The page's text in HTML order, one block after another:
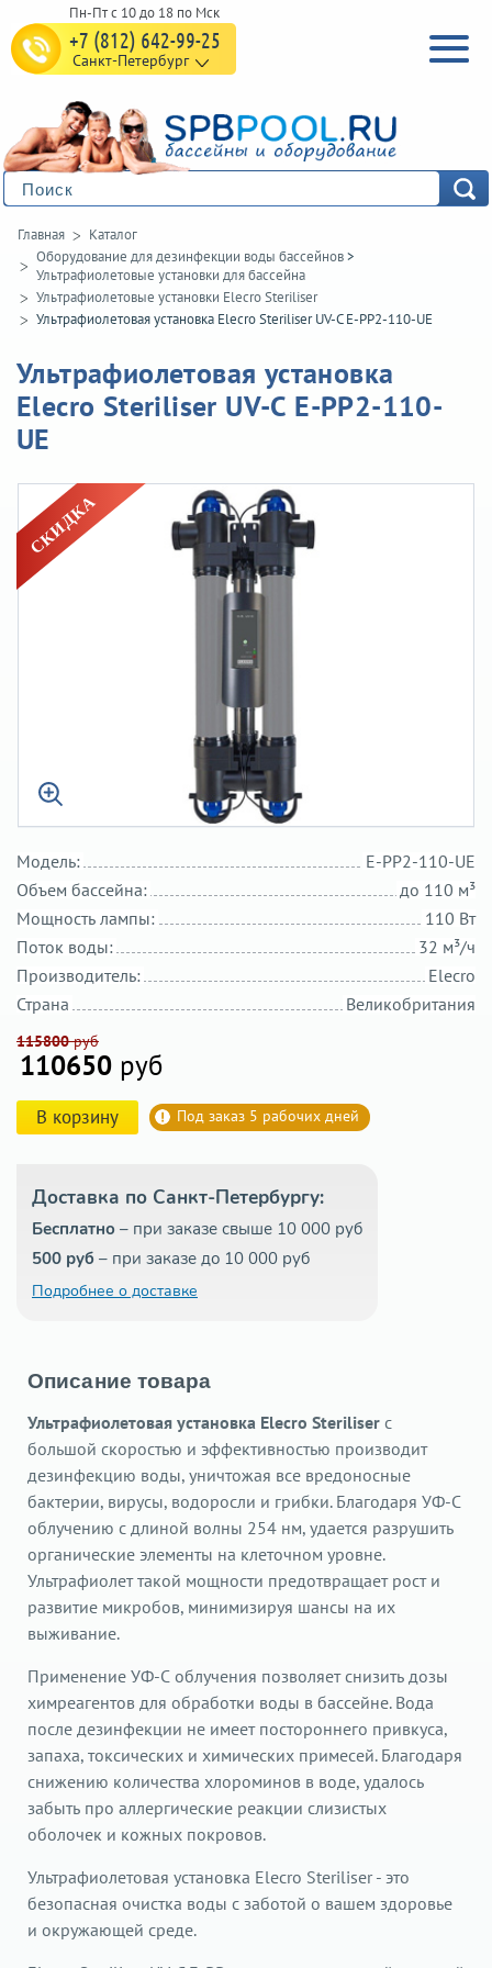
+7 (812) 642-99-25
Санкт-Петербург
Главная
Каталог
Оборудование для дезинфекции воды бассейнов>
Ультрафиолетовые установки для бассейна
Ультрафиолетовые установки Elecro Steriliser
Ультрафиолетовая установка Elecro Steriliser UV-C E-PP2-110-UE
Ультрафиолетовая установка
Elecro Steriliser UV-C E-PP2-110-
UE
E-PP2-110-UE
Модель:
до 110 м³
Объем бассейна:
110 Вт
Мощность лампы:
32 м³/ч
Поток воды:
Elecro
Производитель:
Великобритания
Страна
115800руб
110650 руб
В корзину Под заказ 5 рабочих дней
Доставка по Санкт-Петербургу:
Бесплатно – при заказе свыше 10 000 руб
500 руб – при заказе до 10 000 руб
Подробнее о доставке
Описание товара
Ультрафиолетовая установка Elecro Steriliser с
большой скоростью и эффективностью производит
дезинфекцию воды, уничтожая все вредоносные
бактерии, вирусы, водоросли и грибки. Благодаря УФ-С
облучению с длиной волны 254 нм, удается разрушить
органические элементы на клеточном уровне.
Ультрафиолет такой мощности предотвращает рост и
развитие микробов, минимизируя шансы на их
выживание.
Применение УФ-С облучения позволяет снизить дозы
химреагентов для обработки воды в бассейне. Вода
после дезинфекции не имеет постороннего привкуса,
запаха, токсических и химических примесей. Благодаря
снижению количества хлороминов в воде, удалось
забыть про аллергические реакции слизистых
оболочек и кожных покровов.
Ультрафиолетовая установка Elecro Steriliser - это
безопасная очистка воды с заботой о вашем здоровье
и окружающей среде.